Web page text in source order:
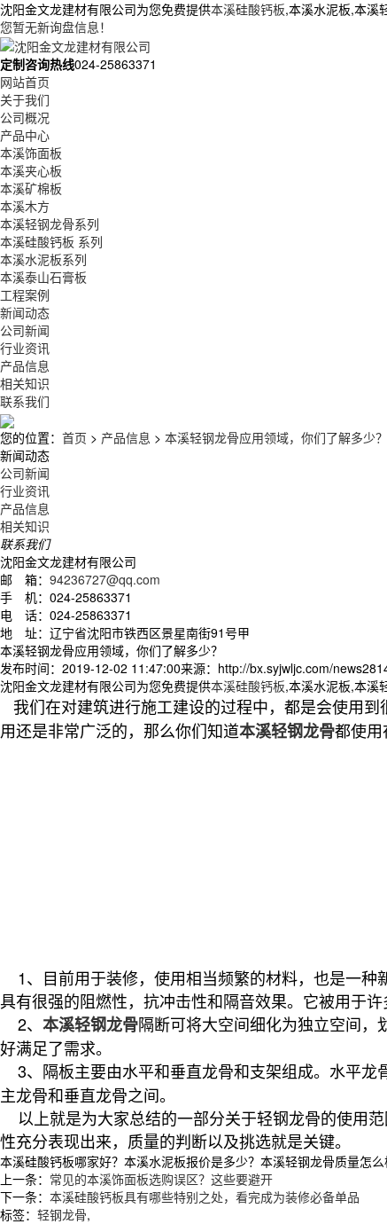
沈阳金文龙建材有限公司为您免费提供本溪硅酸钙板,本溪水泥板,本溪
您暂无新询盘信息！
定制咨询热线024-25863371
网站首页
关于我们
公司概况
产品中心
本溪饰面板
本溪夹心板
本溪矿棉板
本溪木方
本溪轻钢龙骨系列
本溪硅酸钙板 系列
本溪水泥板系列
本溪泰山石膏板
工程案例
新闻动态
公司新闻
行业资讯
产品信息
相关知识
联系我们
您的位置： 首页 > 产品信息 > 本溪轻钢龙骨应用领域，你们了解多少？
新闻动态
公司新闻
行业资讯
产品信息
相关知识
联系我们
沈阳金文龙建材有限公司
邮 箱： 94236727@qq.com
手 机：024-25863371
电 话：024-25863371
地 址：辽宁省沈阳市铁西区景星南街91号甲
本溪轻钢龙骨应用领域，你们了解多少？
发布时间：2019-12-02 11:47:00来源：http://bx.syjwljc.com/
沈阳金文龙建材有限公司为您免费提供本溪硅酸钙板,本溪水泥板,本溪
我们在对建筑进行施工建设的过程中，都是会使用
用还是非常广泛的，那么你们知道本溪轻钢龙骨都使用
1、目前用于装修，使用相当频繁的材料，也是一种
具有很强的阻燃性，抗冲击性和隔音效果。它被用于
2、 本溪轻钢龙骨隔断可将大空间细化为独立空间
好满足了需求。
3、隔板主要由水平和垂直龙骨和支架组成。水平龙
主龙骨和垂直龙骨之间。
以上就是为大家总结的一部分关于轻钢龙骨的使用
性充分表现出来，质量的判断以及挑选就是关键。
本溪硅酸钙板哪家好？本溪水泥板报价是多少？本溪轻钢龙骨质量怎
上一条： 常见的本溪饰面板选购误区？这些要避开
下一条： 本溪硅酸钙板具有哪些特别之处，看完成为装修必备单品
标签： 轻钢龙骨,